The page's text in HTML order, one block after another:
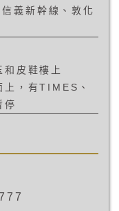
義新幹線、敦化
皮鞋樓上
上，有TIMES、
停